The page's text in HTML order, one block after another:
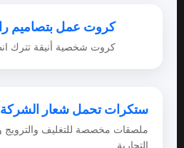
كروت عمل بتصاميم
كروت شخصية أنيقة تترك
ستكرات تحمل شعار الشركة
ملصقات مخصصة للتغليف والترويج
التجارية